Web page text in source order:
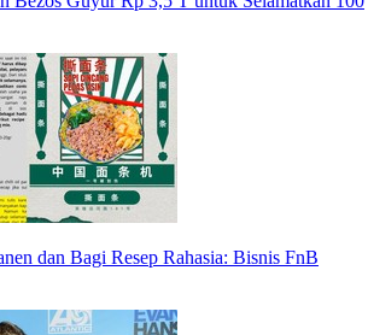
dan Bagi Resep Rahasia: Bisnis FnB